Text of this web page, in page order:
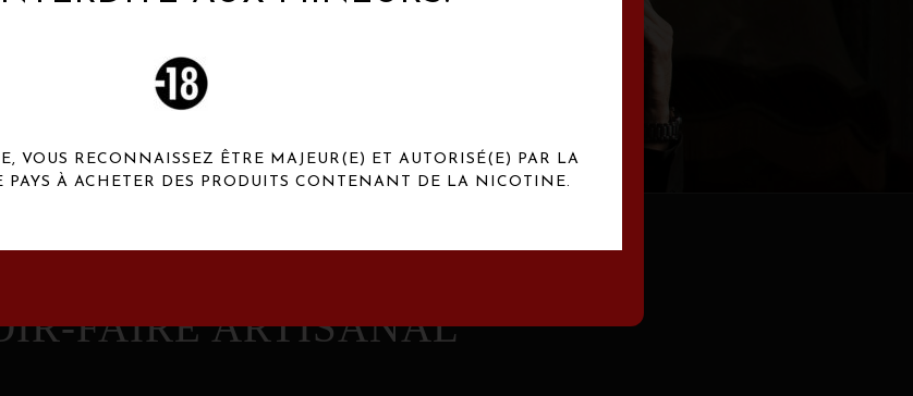
FAIRE ARTISANAL
VOUS RECONNAISSEZ ÊTRE MAJEUR(E) ET AUTORISÉ(E) PAR LA
PAYS À ACHETER DES PRODUITS CONTENANT DE LA NICOTINE.